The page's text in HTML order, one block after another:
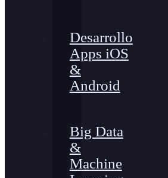
Desarrollo
Apps iOS
&
Android
Big Data
&
Machine